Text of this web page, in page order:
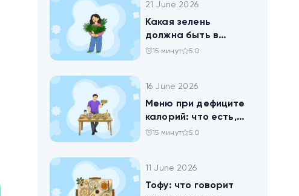
21 June 2026
Какая зелень
должна быть в
тарелке
15 минут 5.0
16 June 2026
Меню при дефиците
калорий: что есть,
чтобы худеть
15 минут 5.0
11 June 2026
Тофу: что говорит